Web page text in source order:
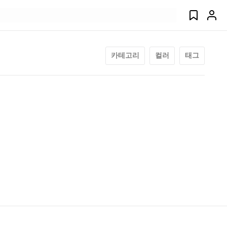
카테고리 컬러 태그